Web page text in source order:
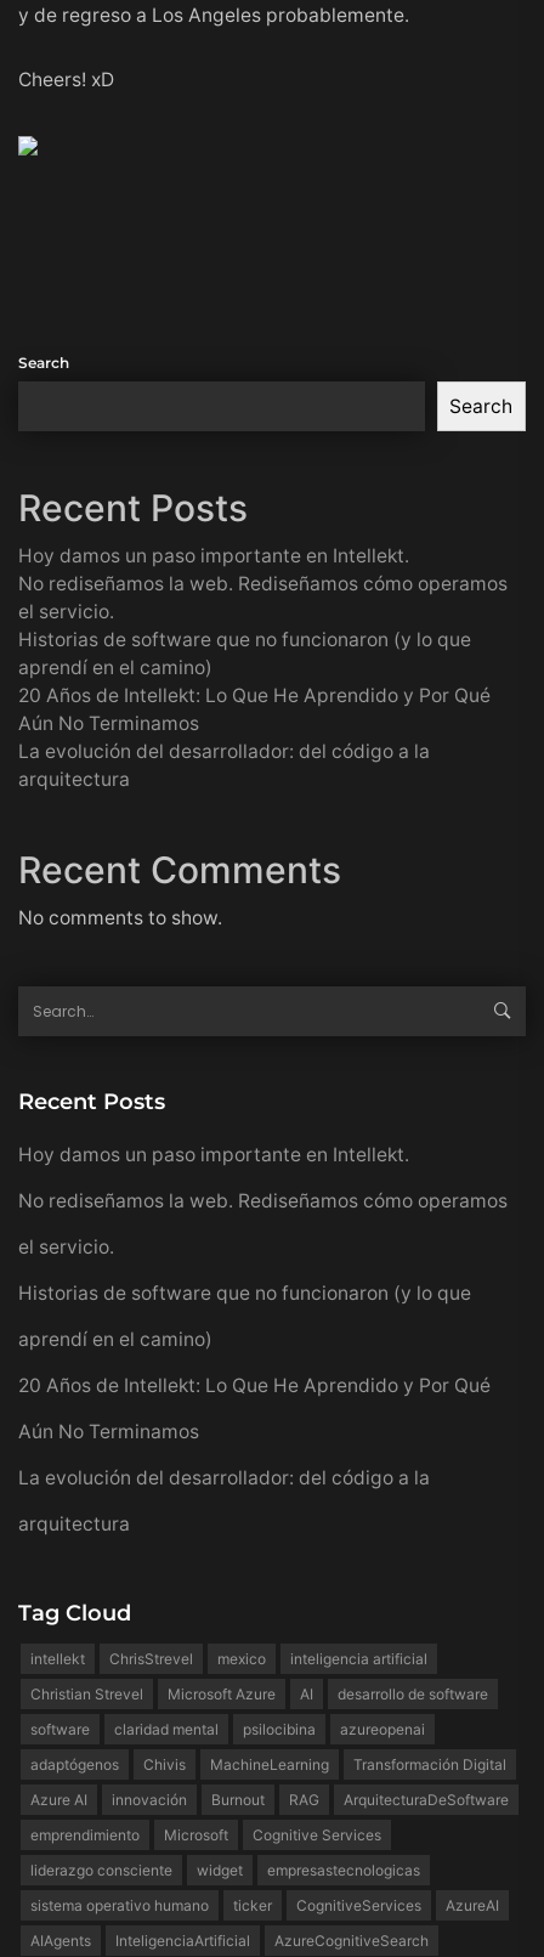
y de regreso a Los Angeles probablemente.
Cheers! xD
Search
Search
Recent Posts
Hoy damos un paso importante en Intellekt.
No rediseñamos la web. Rediseñamos cómo operamos
el servicio.
Historias de software que no funcionaron (y lo que
aprendí en el camino)
20 Años de Intellekt: Lo Que He Aprendido y Por Qué
Aún No Terminamos
La evolución del desarrollador: del código a la
arquitectura
Recent Comments
No comments to show.
Recent Posts
Hoy damos un paso importante en Intellekt.
No rediseñamos la web. Rediseñamos cómo operamos
el servicio.
Historias de software que no funcionaron (y lo que
aprendí en el camino)
20 Años de Intellekt: Lo Que He Aprendido y Por Qué
Aún No Terminamos
La evolución del desarrollador: del código a la
arquitectura
Tag Cloud
intellekt ChrisStrevel mexico
inteligencia artificial
Christian Strevel
Microsoft Azure AI
desarrollo de software
software
claridad mental psilocibina
azureopenai
adaptógenos
Chivis MachineLearning
Transformación Digital
Azure AI
innovación Burnout RAG
ArquitecturaDeSoftware
emprendimiento
Microsoft
Cognitive Services
liderazgo consciente
widget
empresastecnologicas
sistema operativo humano
ticker CognitiveServices
AzureAI
AIAgents
InteligenciaArtificial AzureCognitiveSearch